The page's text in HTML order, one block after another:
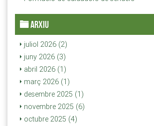
ARXIU
juliol 2026 (2)
juny 2026 (3)
abril 2026 (1)
març 2026 (1)
desembre 2025 (1)
novembre 2025 (6)
octubre 2025 (4)